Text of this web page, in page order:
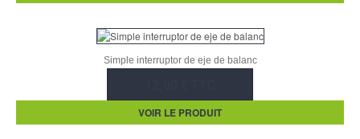
Simple interruptor de eje de balanc
VOIR LE PRODUIT